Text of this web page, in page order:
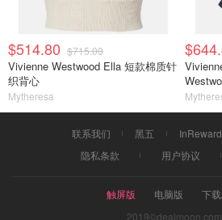
$514.80 $715.00
Vivienne Westwood Ella 短款棉质针
织背心
Mytheresa
联系我们 黑五
隐私条款
用户协议
触屏版 电脑版
下